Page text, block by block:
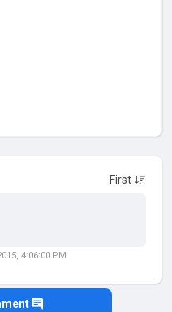
4:06:00 PM